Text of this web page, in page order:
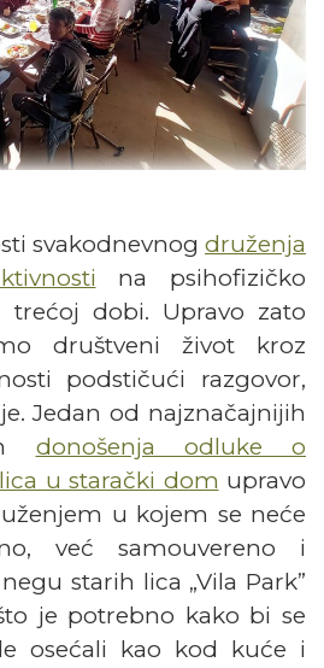
svakodnevnog druženja
na psihofizičko
trećoj dobi. Upravo zato
društveni život kroz
podstičući razgovor,
Jedan od najznačajnijih
donošenja odluke o
u starački dom upravo
u kojem se neće
već samouvereno i
starih lica „Vila Park”
je potrebno kako bi se
osećali kao kod kuće i